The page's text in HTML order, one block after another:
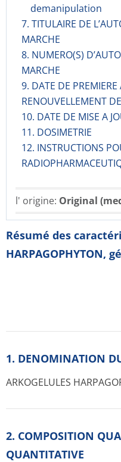
demanipulation
7. TITULAIRE DE
MARCHE
8. NUMERO(S)
MARCHE
9. DATE DE
RENOUVELLEMENT
10. DATE DE MISE A
11. DOSIMETRIE
12. INSTRUCTIONS
l' origine: Original
Résumé des
HARPAGOPHYTON,
1. DENOMINATION
ARKOGELULES
2. COMPOSITION
QUANTITATIVE